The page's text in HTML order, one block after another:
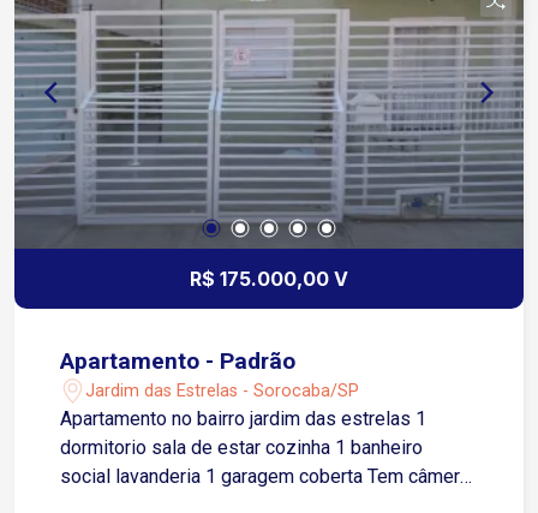
R$ 175.000,00 V
Apartamento - Padrão
Jardim das Estrelas - Sorocaba/SP
Apartamento no bairro jardim das estrelas 1
dormitorio sala de estar cozinha 1 banheiro
social lavanderia 1 garagem coberta Tem câmera